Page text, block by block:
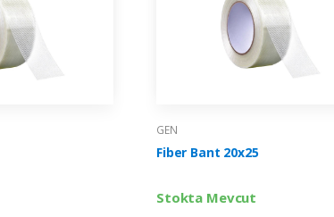
GEN
Fiber Bant 20x25
Stokta Mevcut